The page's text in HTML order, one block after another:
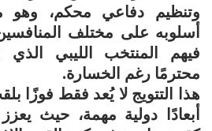
وتنظيم دفاعي محكم،
أسلوبه على مختلف
فيهم المنتخب الليبي الذي
محترمًا رغم الخسارة.
هذا التتويج لا يُعد فقط فوزًا
أبعادًا دولية مهمة، حيث